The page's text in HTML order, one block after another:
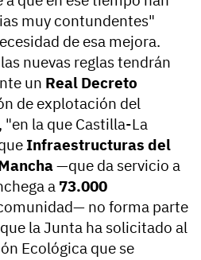
muy contundentes"
de esa mejora.
nuevas reglas tendrán
un Real Decreto
de explotación del
"en la que Castilla-La
Infraestructuras del
—que da servicio a
a 73.000
no forma parte
la Junta ha solicitado al
Ecológica que se